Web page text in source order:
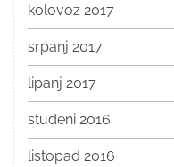
kolovoz 2017
srpanj 2017
lipanj 2017
studeni 2016
listopad 2016